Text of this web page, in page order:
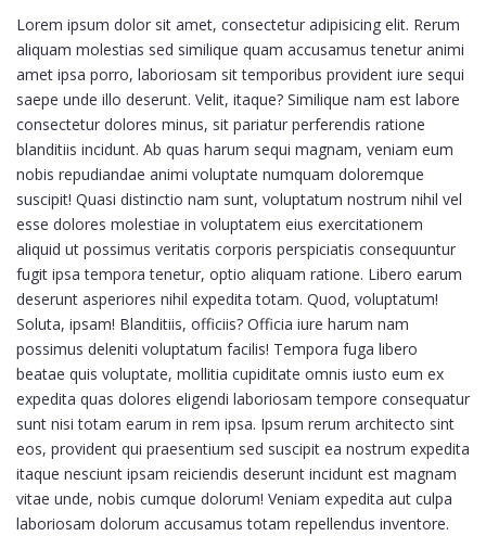
Lorem ipsum dolor sit amet, consectetur adipisicing elit. Rerum
aliquam molestias sed similique quam accusamus tenetur animi
amet ipsa porro, laboriosam sit temporibus provident iure sequi
saepe unde illo deserunt. Velit, itaque? Similique nam est labore
consectetur dolores minus, sit pariatur perferendis ratione
blanditiis incidunt. Ab quas harum sequi magnam, veniam eum
nobis repudiandae animi voluptate numquam doloremque
suscipit! Quasi distinctio nam sunt, voluptatum nostrum nihil vel
esse dolores molestiae in voluptatem eius exercitationem
aliquid ut possimus veritatis corporis perspiciatis consequuntur
fugit ipsa tempora tenetur, optio aliquam ratione. Libero earum
deserunt asperiores nihil expedita totam. Quod, voluptatum!
Soluta, ipsam! Blanditiis, officiis? Officia iure harum nam
possimus deleniti voluptatum facilis! Tempora fuga libero
beatae quis voluptate, mollitia cupiditate omnis iusto eum ex
expedita quas dolores eligendi laboriosam tempore consequatur
sunt nisi totam earum in rem ipsa. Ipsum rerum architecto sint
eos, provident qui praesentium sed suscipit ea nostrum expedita
itaque nesciunt ipsam reiciendis deserunt incidunt est magnam
vitae unde, nobis cumque dolorum! Veniam expedita aut culpa
laboriosam dolorum accusamus totam repellendus inventore.